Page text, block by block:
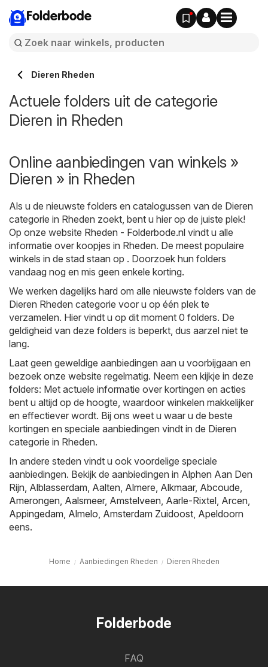
Folderbode
Dieren Rheden
Actuele folders uit de categorie
Dieren in Rheden
Online aanbiedingen van winkels »
Dieren » in Rheden
Als u de nieuwste folders en catalogussen van de Dieren
categorie in Rheden zoekt, bent u hier op de juiste plek!
Op onze website Rheden - Folderbode.nl vindt u alle
informatie over koopjes in Rheden. De meest populaire
winkels in de stad staan op . Doorzoek hun folders
vandaag nog en mis geen enkele korting.
We werken dagelijks hard om alle nieuwste folders van de
Dieren Rheden categorie voor u op één plek te
verzamelen. Hier vindt u op dit moment 0 folders. De
geldigheid van deze folders is beperkt, dus aarzel niet te
lang.
Laat geen geweldige aanbiedingen aan u voorbijgaan en
bezoek onze website regelmatig. Neem een kijkje in deze
folders: Met actuele informatie over kortingen en acties
bent u altijd op de hoogte, waardoor winkelen makkelijker
en effectiever wordt. Bij ons weet u waar u de beste
kortingen en speciale aanbiedingen vindt in de Dieren
categorie in Rheden.
In andere steden vindt u ook voordelige speciale
aanbiedingen. Bekijk de aanbiedingen in Alphen Aan Den
Rijn, Alblasserdam, Aalten, Almere, Alkmaar, Abcoude,
Amerongen, Aalsmeer, Amstelveen, Aarle-Rixtel, Arcen,
Appingedam, Almelo, Amsterdam Zuidoost, Apeldoorn
eens.
Home Aanbiedingen Rheden Dieren Rheden
Folderbode
FAQ